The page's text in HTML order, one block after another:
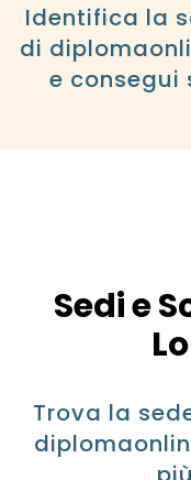
Identifica la
di
e consegui
Sedi e
Trova la